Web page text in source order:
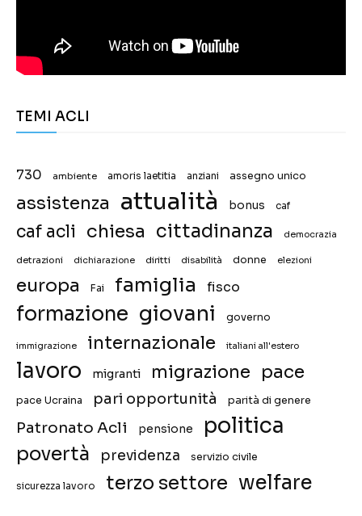
TEMI ACLI
730 ambiente amoris laetitia anziani assegno unico
assistenza attualità bonus caf
caf acli chiesa cittadinanza democrazia
detrazioni dichiarazione diritti disabilità donne elezioni
europa Fai famiglia fisco
formazione giovani governo
immigrazione internazionale italiani all'estero
lavoro migranti migrazione pace
pace Ucraina pari opportunità parità di genere
Patronato Acli pensione politica
povertà previdenza servizio civile
sicurezza lavoro terzo settore welfare